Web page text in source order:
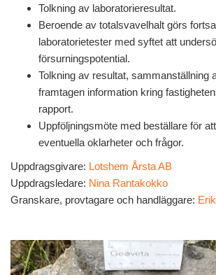
Tolkning av laboratorieresultat.
Beroende av totalsvavelhalt görs
laboratorietester med syftet att
försurningspotential.
Tolkning av resultat, sammanställning
framtagen information kring
rapport.
Uppföljningsmöte med beställare för
eventuella oklarheter och frågor.
Uppdragsgivare: Lotshem Årsta AB
Uppdragsledare: Nina Rantakokko
Granskare, provtagare och handläggare: